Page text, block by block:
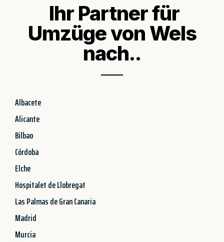
Ihr Partner für
Umzüge von Wels
nach..
Albacete
Alicante
Bilbao
Córdoba
Elche
Hospitalet de Llobregat
Las Palmas de Gran Canaria
Madrid
Murcia